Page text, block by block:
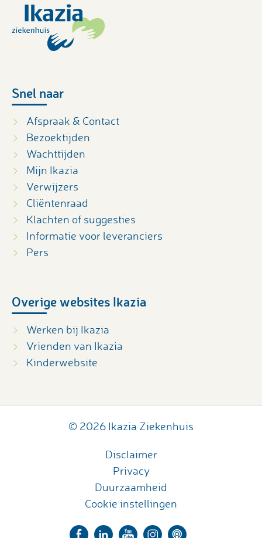
Snel naar
Afspraak & Contact
Bezoektijden
Wachttijden
Mijn Ikazia
Verwijzers
Cliëntenraad
Klachten of suggesties
Informatie voor leveranciers
Pers
Overige websites Ikazia
Werken bij Ikazia
Vrienden van Ikazia
Kinderwebsite
© 2026 Ikazia Ziekenhuis
Disclaimer
Privacy
Duurzaamheid
Cookie instellingen